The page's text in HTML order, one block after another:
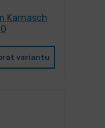
Karnasch
variantu